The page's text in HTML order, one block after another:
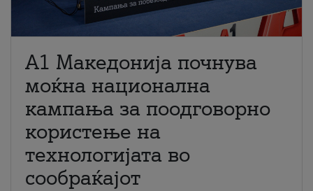
A1 Македонија почнува
моќна национална
кампања за поодговорно
користење на
технологијата во
сообраќајот